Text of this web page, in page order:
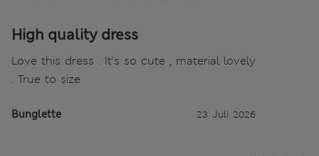
High quality dress
Love this dress . It’s so cute , material lovely
. True to size
Bunglette 23 Juli 2026